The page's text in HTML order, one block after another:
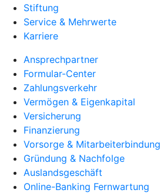
Stiftung
Service & Mehrwerte
Karriere
Ansprechpartner
Formular-Center
Zahlungsverkehr
Vermögen & Eigenkapital
Versicherung
Finanzierung
Vorsorge & Mitarbeiterbindung
Gründung & Nachfolge
Auslandsgeschäft
Online-Banking Fernwartung